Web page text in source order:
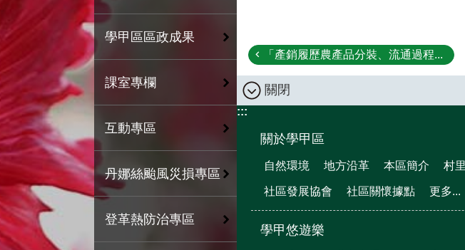
學甲區區政成果
課室專欄
互動專區
丹娜絲颱風災損專區
登革熱防治專區
「產銷履歷農產品分裝、流通過程...
關閉
:::
關於學甲區
自然環境 地方沿革 本區簡介 村
社區發展協會 社區關懷據點 更多...
學甲悠遊樂